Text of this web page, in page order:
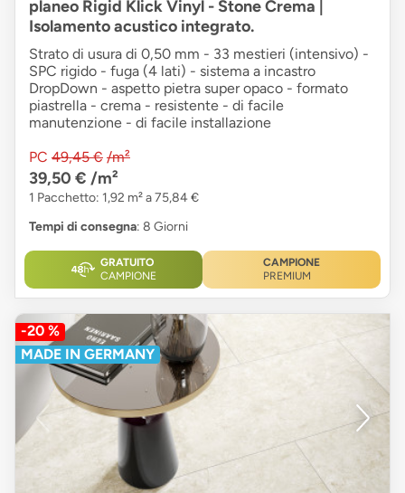
planeo Rigid Klick Vinyl - Stone Crema |
Isolamento acustico integrato.
Strato di usura di 0,50 mm - 33 mestieri (intensivo) -
SPC rigido - fuga (4 lati) - sistema a incastro
DropDown - aspetto pietra super opaco - formato
piastrella - crema - resistente - di facile
manutenzione - di facile installazione
PC 49,45 € /m²
39,50 € /m²
1 Pacchetto: 1,92 m² a 75,84 €
Tempi di consegna: 8 Giorni
GRATUITO
CAMPIONE
CAMPIONE
PREMIUM
-20 %
MADE IN GERMANY